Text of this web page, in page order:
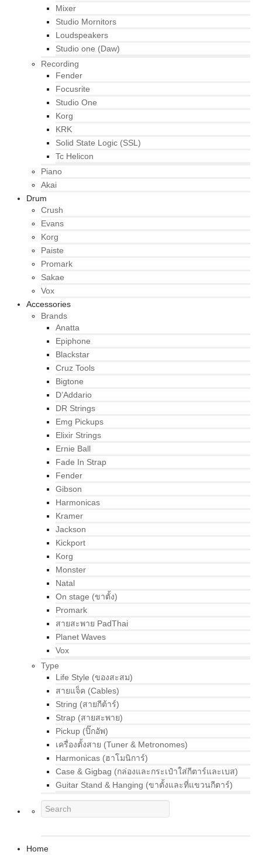
Mixer
Studio Mornitors
Loudspeakers
Studio one (Daw)
Recording
Fender
Focusrite
Studio One
Korg
KRK
Solid State Logic (SSL)
Tc Helicon
Piano
Akai
Drum
Crush
Evans
Korg
Paiste
Promark
Sakae
Vox
Accessories
Brands
Anatta
Epiphone
Blackstar
Cruz Tools
Bigtone
D’Addario
DR Strings
Emg Pickups
Elixir Strings
Ernie Ball
Fade In Strap
Fender
Gibson
Harmonicas
Kramer
Jackson
Kickport
Korg
Monster
Natal
On stage (ขาตั้ง)
Promark
สายสะพาย PadThai
Planet Waves
Vox
Type
Life Style (ของสะสม)
สายแจ็ค (Cables)
String (สายกีต้าร์)
Strap (สายสะพาย)
Pickup (ปิ๊กอัพ)
เครื่องตั้งสาย (Tuner & Metronomes)
Harmonicas (ฮาโมนิการ์)
Case & Gigbag (กล่องและกระเป๋าใส่กีตาร์และเบส)
Guitar Stand & Hanging (ขาตั้งและที่แขวนกีตาร์)
Home